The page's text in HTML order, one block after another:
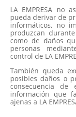
LA EMPRESA no
pueda derivar de
informáticos, no
produzcan
como de daños
personas
control de LA
También queda
posibles daños o
consecuencia
información que
ajenas a LA